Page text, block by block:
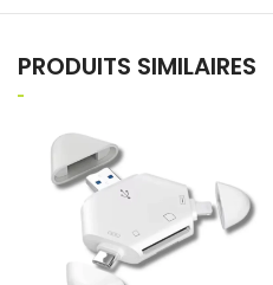
PRODUITS SIMILAIRES